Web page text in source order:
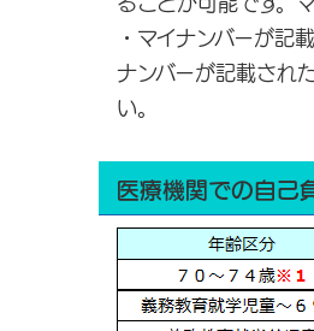
・マイナンバーが記
ナンバーが記載され
い。
医療機関での自己